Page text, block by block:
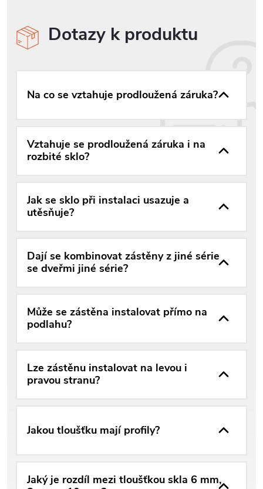
Dotazy k produktu
Na co se vztahuje prodloužená záruka?
Vztahuje se prodloužená záruka i na
rozbité sklo?
Jak se sklo při instalaci usazuje a
utěsňuje?
Dají se kombinovat zástěny z jiné série
se dveřmi jiné série?
Může se zástěna instalovat přímo na
podlahu?
Lze zástěnu instalovat na levou i
pravou stranu?
Jakou tloušťku mají profily?
Jaký je rozdíl mezi tloušťkou skla 6 mm,